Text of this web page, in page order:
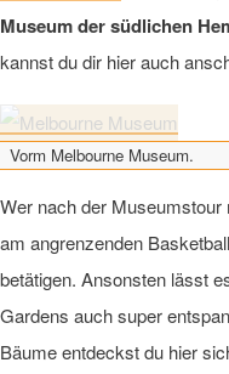
Museum der südlichen
kannst du dir hier auch
Vorm Melbourne Museum.
Wer nach der
am angrenzenden
betätigen. Ansonsten lässt
Gardens auch super
Bäume entdeckst du hier